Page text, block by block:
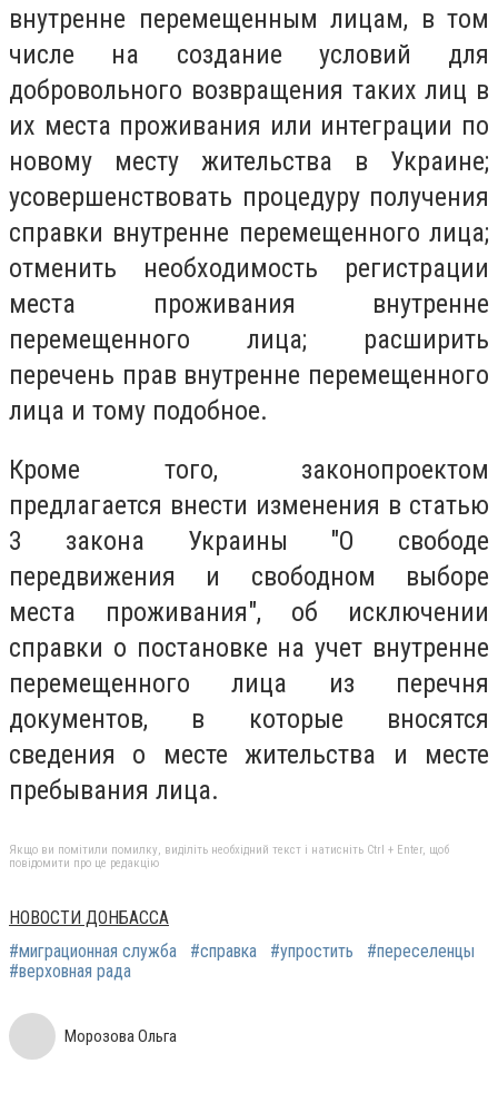
внутренне перемещенным лицам, в том
числе на создание условий для
добровольного возвращения таких лиц в
их места проживания или интеграции по
новому месту жительства в Украине;
усовершенствовать процедуру получения
справки внутренне перемещенного лица;
отменить необходимость регистрации
места проживания внутренне
перемещенного лица; расширить
перечень прав внутренне перемещенного
лица и тому подобное.
Кроме того, законопроектом
предлагается внести изменения в статью
3 закона Украины "О свободе
передвижения и свободном выборе
места проживания", об исключении
справки о постановке на учет внутренне
перемещенного лица из перечня
документов, в которые вносятся
сведения о месте жительства и месте
пребывания лица.
Якщо ви помітили помилку, виділіть необхідний текст і натисніть Ctrl + Enter, щоб
повідомити про це редакцію
НОВОСТИ ДОНБАССА
#миграционная служба
#справка #упростить
#переселенцы
#верховная рада
Морозова Ольга